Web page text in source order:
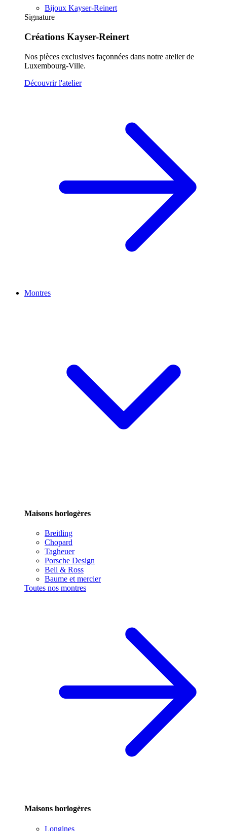
Bijoux Kayser-Reinert
Signature
Créations Kayser-Reinert
Nos pièces exclusives façonnées dans notre atelier de
Luxembourg-Ville.
Découvrir l'atelier
Montres
Maisons horlogères
Breitling
Chopard
Tagheuer
Porsche Design
Bell & Ross
Baume et mercier
Toutes nos montres
Maisons horlogères
Longines